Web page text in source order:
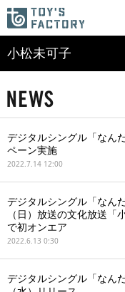
小松未可子
デジタルシングル「なん
ペーン実施
2022.7.14 12:00
デジタルシングル「なん
（日）放送の文化放送
で初オンエア
2022.6.13 0:30
デジタルシングル「なん